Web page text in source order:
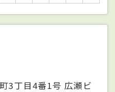
3丁目4番1号 広瀬ビ